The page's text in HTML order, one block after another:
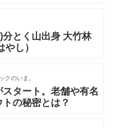
とく山出身 大竹林
し）
クのいま。
タート。老舗や有名
の秘密とは？